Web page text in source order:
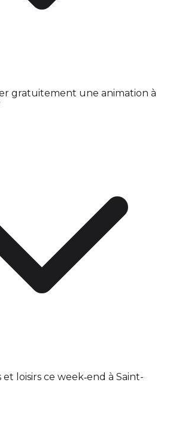
gratuitement une animation à
loisirs ce week‑end à Saint-